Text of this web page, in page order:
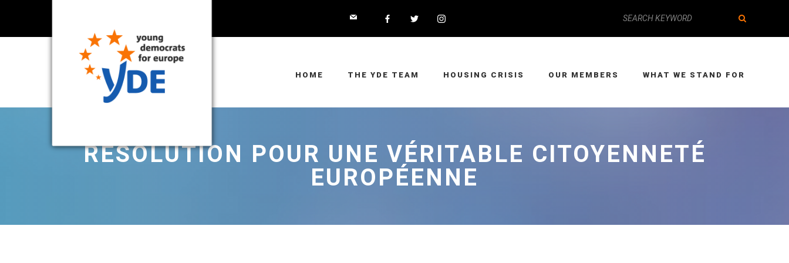
HOME THE YDE TEAM HOUSING CRISIS OUR MEMBERS WHAT WE STAND FOR
RÉSOLUTION POUR UNE VÉRITABLE CITOYENNETÉ
EUROPÉENNE